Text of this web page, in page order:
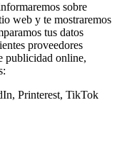
sobre
web y te mostraremos
tus datos
proveedores
publicidad online,
Printerest, TikTok